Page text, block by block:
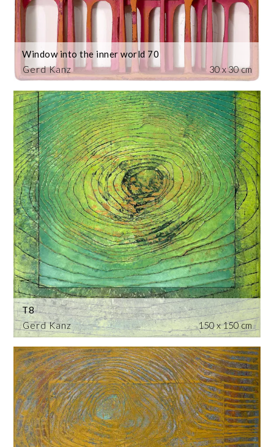
Gerd Kanz
Window into the inner world 70
30 x 30 cm
Gerd Kanz
T8
150 x 150 cm